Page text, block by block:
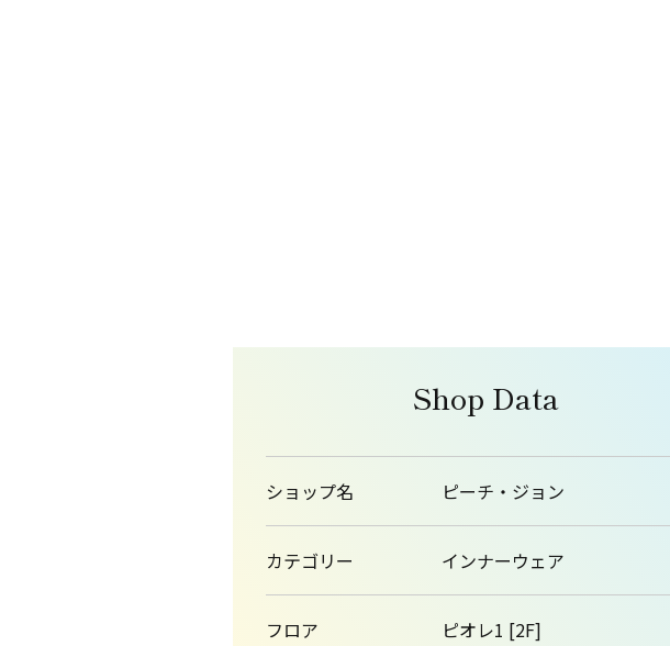
Shop Data
ショップ名 ピーチ・ジョン
カテゴリー インナーウェア
フロア ピオレ1 [2F]